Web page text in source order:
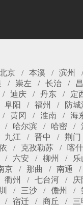
京 本溪 滨州
崇左 长治
迪庆 丹东 定
阜阳 福州 防城
黄冈 淮南 海
哈尔滨 哈密
九江 晋中 荆门
克孜勒苏 喀什
六安 柳州 乐
京 那曲 南通
衢州 七台河 庆
三沙 儋州
宿迁 商丘 三